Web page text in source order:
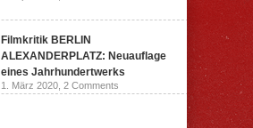
Filmkritik BERLIN
ALEXANDERPLATZ: Neuauflage
eines Jahrhundertwerks
1. März 2020, 2 Comments